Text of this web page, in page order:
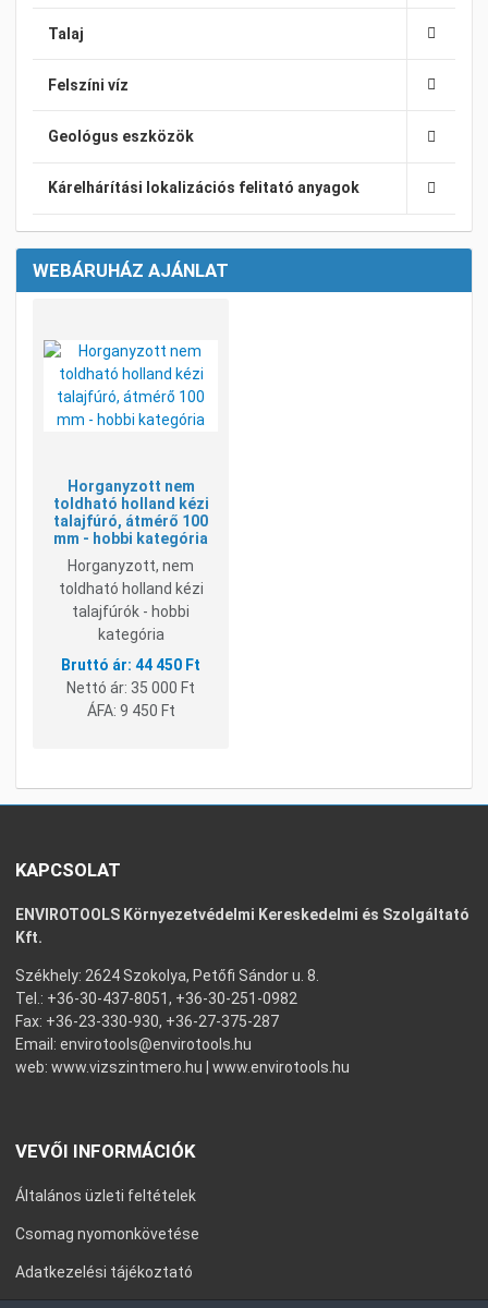
Talaj
Felszíni víz
Geológus eszközök
Kárelhárítási lokalizációs felitató anyagok
WEBÁRUHÁZ AJÁNLAT
Horganyzott nem
toldható holland kézi
talajfúró, átmérő 100
mm - hobbi kategória
Horganyzott, nem
toldható holland kézi
talajfúrók - hobbi
kategória
44 450 Ft
Nettó ár: 35 000 Ft
ÁFA: 9 450 Ft
KAPCSOLAT
ENVIROTOOLS Környezetvédelmi Kereskedelmi és Szolgáltató
Kft.
Székhely: 2624 Szokolya, Petőfi Sándor u. 8.
Tel.: +36-30-437-8051, +36-30-251-0982
Fax: +36-23-330-930, +36-27-375-287
Email: envirotools@envirotools.hu
web: www.vizszintmero.hu www.envirotools.hu
VEVŐI INFORMÁCIÓK
Általános üzleti feltételek
Csomag nyomonkövetése
Adatkezelési tájékoztató